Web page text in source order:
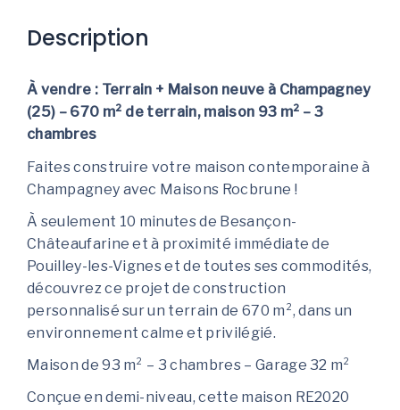
Description
À vendre : Terrain + Maison neuve à Champagney
(25) – 670 m² de terrain, maison 93 m² – 3
chambres
Faites construire votre maison contemporaine à
Champagney avec Maisons Rocbrune !
À seulement 10 minutes de Besançon-
Châteaufarine et à proximité immédiate de
Pouilley-les-Vignes et de toutes ses commodités,
découvrez ce projet de construction
personnalisé sur un terrain de 670 m², dans un
environnement calme et privilégié.
Maison de 93 m² – 3 chambres – Garage 32 m²
Conçue en demi-niveau, cette maison RE2020